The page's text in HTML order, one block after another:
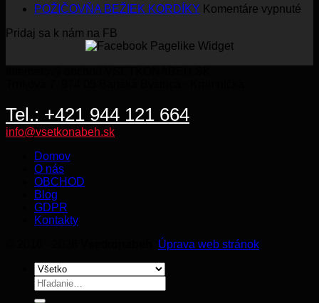
POŽIČOVŇA BEŽIEK KORDÍKY Komentáre vypnuté
Pridaj sa k nám na FB
Tel.: +421 944 121 664
info@vsetkonabeh.sk
Domov
O nás
OBCHOD
Blog
GDPR
Kontakty
Úprava web stránok
Hľadať: